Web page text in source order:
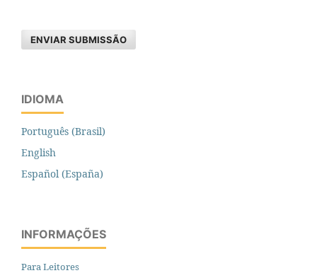
ENVIAR SUBMISSÃO
IDIOMA
Português (Brasil)
English
Español (España)
INFORMAÇÕES
Para Leitores